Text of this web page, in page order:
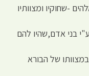
-שחוקיו ומצוותיו
בני אדם,שהיו להם
של הבורא